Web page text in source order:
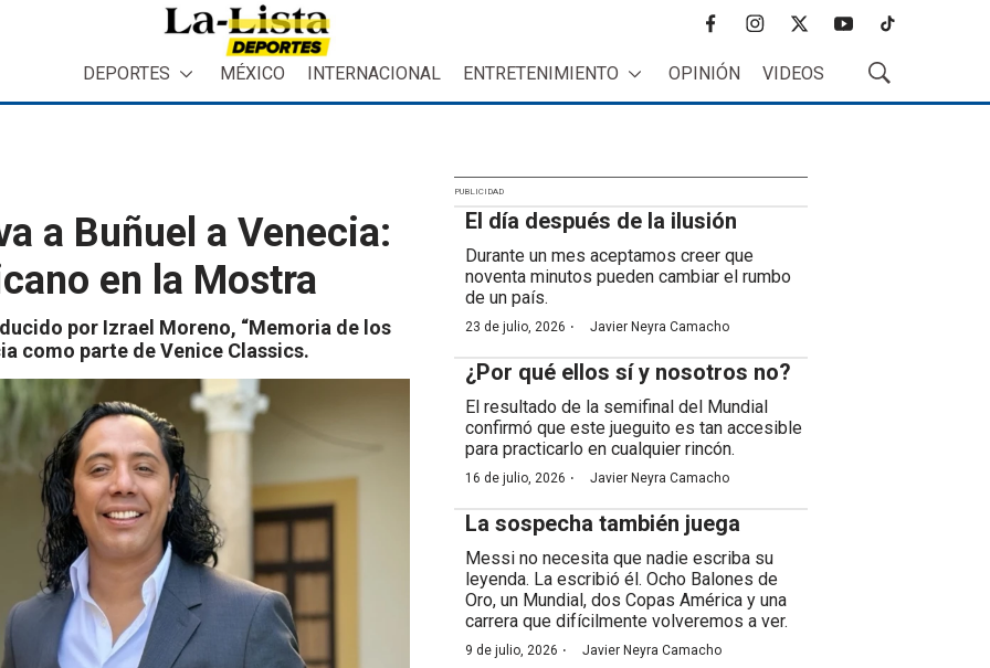
f
c
e
o
i
s
t
r
t
i
t
r
y
t
t
k
t
DEPORTES MÉXICO INTERNACIONAL ENTRETENIMIENTO OPINIÓN VIDEOS
M
o
a Buñuel a Venecia:
en la Mostra
por Izrael Moreno, “Memoria de los
como parte de Venice Classics.
PUBLICIDAD
El día después de la ilusión
Durante un mes aceptamos creer que
noventa minutos pueden cambiar el rumbo
de un país.
23 de julio, 2026 · Javier Neyra Camacho
¿Por qué ellos sí y nosotros no?
El resultado de la semifinal del Mundial
confirmó que este jueguito es tan accesible
para practicarlo en cualquier rincón.
16 de julio, 2026 · Javier Neyra Camacho
La sospecha también juega
Messi no necesita que nadie escriba su
leyenda. La escribió él. Ocho Balones de
Oro, un Mundial, dos Copas América y una
carrera que difícilmente volveremos a ver.
9 de julio, 2026 · Javier Neyra Camacho